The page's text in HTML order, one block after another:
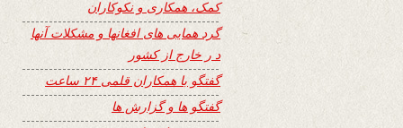
کمک، همکاری و نکوکاران
گرد همایی های افغانها و مشکلات آنها
د ر خارج از کشور
گفتگو با همکاران قلمی ۲۴ ساعت
گفتگو ها و گزارش ها